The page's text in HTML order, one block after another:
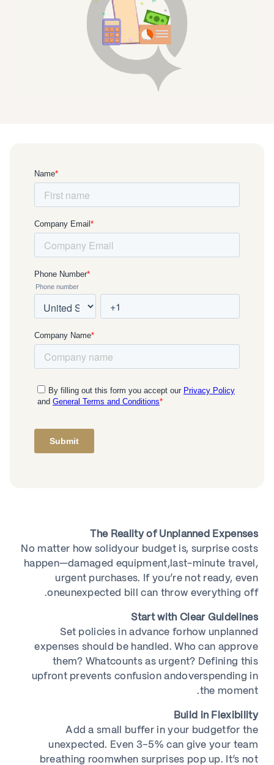
The Reality of Unplanned Expenses
No matter how solidyour budget is, surprise costs
happen—damaged equipment,last-minute travel,
urgent purchases. If you’re not ready, even
oneunexpected bill can throw everything off.
Start with Clear Guidelines
Set policies in advance forhow unplanned
expenses should be handled. Who can approve
them? Whatcounts as urgent? Defining this
upfront prevents confusion andoverspending in
the moment.
Build in Flexibility
Add a small buffer in your budgetfor the
unexpected. Even 3–5% can give your team
breathing roomwhen surprises pop up. It’s not